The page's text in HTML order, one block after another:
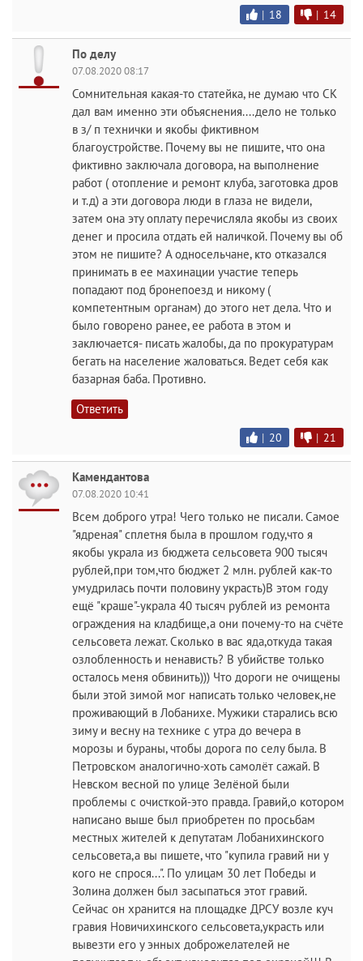
| 18 | 14
По делу
07.08.2020 08:17
Сомнительная какая-то статейка, не думаю что СК
дал вам именно эти объяснения....дело не только
в з/ п технички и якобы фиктивном
благоустройстве. Почему вы не пишите, что она
фиктивно заключала договора, на выполнение
работ ( отопление и ремонт клуба, заготовка дров
и т.д) а эти договора люди в глаза не видели,
затем она эту оплату перечисляла якобы из своих
денег и просила отдать ей наличкой. Почему вы об
этом не пишите? А односельчане, кто отказался
принимать в ее махинации участие теперь
попадают под бронепоезд и никому (
компетентным органам) до этого нет дела. Что и
было говорено ранее, ее работа в этом и
заключается- писать жалобы, да по прокуратурам
бегать на население жаловаться. Ведет себя как
базарная баба. Противно.
Ответить
| 20 | 21
Камендантова
07.08.2020 10:41
Всем доброго утра! Чего только не писали. Самое
"ядреная" сплетня была в прошлом году,что я
якобы украла из бюджета сельсовета 900 тысяч
рублей,при том,что бюджет 2 млн. рублей как-то
умудрилась почти половину украсть)В этом году
ещё "краше"-украла 40 тысяч рублей из ремонта
ограждения на кладбище,а они почему-то на счёте
сельсовета лежат. Сколько в вас яда,откуда такая
озлобленность и ненависть? В убийстве только
осталось меня обвинить))) Что дороги не очищены
были этой зимой мог написать только человек,не
проживающий в Лобанихе. Мужики старались всю
зиму и весну на технике с утра до вечера в
морозы и бураны, чтобы дорога по селу была. В
Петровском аналогично-хоть самолёт сажай. В
Невском весной по улице Зелёной были
проблемы с очисткой-это правда. Гравий,о котором
написано выше был приобретен по просьбам
местных жителей к депутатам Лобанихинского
сельсовета,а вы пишете, что "купила гравий ни у
кого не спрося...". По улицам 30 лет Победы и
Золина должен был засыпаться этот гравий.
Сейчас он хранится на площадке ДРСУ возле куч
гравия Новичихинского сельсовета,украсть или
вывезти его у энных доброжелателей не